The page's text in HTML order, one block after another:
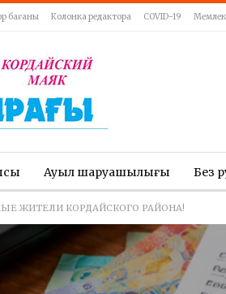
бағаны Колонка редактора COVID-19
Ауыл шаруашылығы Без
ЖИТЕЛИ КОРДАЙСКОГО РАЙОНА!